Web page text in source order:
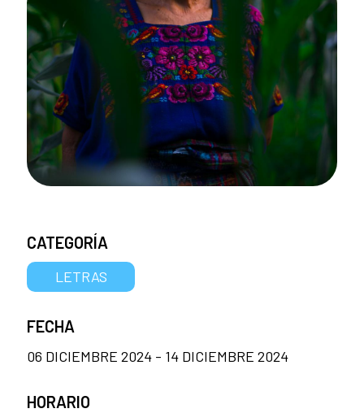
CATEGORÍA
LETRAS
FECHA
06 DICIEMBRE 2024 - 14 DICIEMBRE 2024
HORARIO